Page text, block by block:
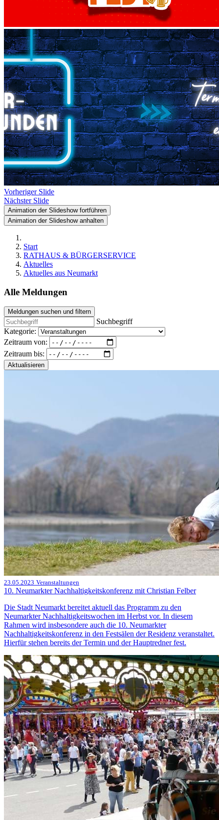
Vorheriger Slide
Nächster Slide
Animation der Slideshow fortführen
Animation der Slideshow anhalten
Start
RATHAUS & BÜRGERSERVICE
Aktuelles
Aktuelles aus Neumarkt
Alle Meldungen
Meldungen suchen und filtern
Suchbegriff
Kategorie:
Zeitraum von:
Zeitraum bis:
Aktualisieren
23.05.2023 Veranstaltungen
10. Neumarkter Nachhaltigkeitskonferenz mit Christian Felber
Die Stadt Neumarkt bereitet aktuell das Programm zu den
Neumarkter Nachhaltigkeitswochen im Herbst vor. In diesem
Rahmen wird insbesondere auch die 10. Neumarkter
Nachhaltigkeitskonferenz in den Festsälen der Residenz veranstaltet.
Hierfür stehen bereits der Termin und der Hauptredner fest.